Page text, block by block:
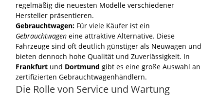
regelmäßig die neuesten Modelle verschiedener
Hersteller präsentieren.
Gebrauchtwagen: Für viele Käufer ist ein
Gebrauchtwagen eine attraktive Alternative. Diese
Fahrzeuge sind oft deutlich günstiger als Neuwagen und
bieten dennoch hohe Qualität und Zuverlässigkeit. In
Frankfurt und Dortmund gibt es eine große Auswahl an
zertifizierten Gebrauchtwagenhändlern.
Die Rolle von Service und Wartung